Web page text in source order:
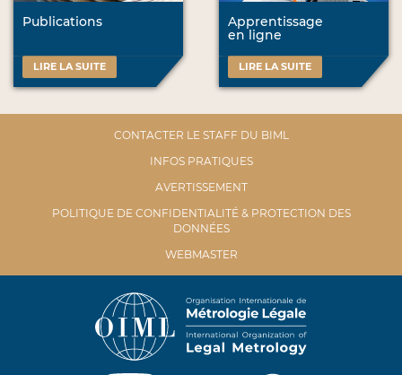
Publications
LIRE LA SUITE
Apprentissage
en ligne
LIRE LA SUITE
CONTACTER LE STAFF DU BIML
INFOS PRATIQUES
AVERTISSEMENT
POLITIQUE DE CONFIDENTIALITÉ & PROTECTION DES
DONNÉES
WEBMASTER